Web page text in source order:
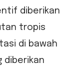
diberikan
tropis
di bawah
diberikan